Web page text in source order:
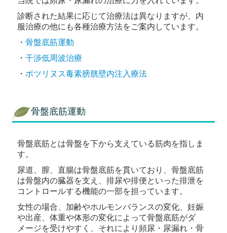
院長紹介
自費診療
HPVワクチン
診断された結果に応じて治療法は異なりますが、内
服治療の他にも各種治療方法をご案内しています。
・骨盤底筋運動
・干渉低周波治療
・ ボツリヌス毒素膀胱壁内注入療法
骨盤底筋運動
骨盤底筋とは骨盤を下から支えている筋肉を指しま
す。
尿道、膣、直腸は骨盤底筋を貫いており、骨盤底筋
は骨盤内の臓器を支え、排尿や排便といった排泄を
コントロールする機能の一部を担っています。
女性の場合、加齢やホルモンバランスの変化、妊娠
や出産、体重や体形の変化によって骨盤底筋がダ
メージを受けやすく、それにより頻尿・尿漏れ・骨